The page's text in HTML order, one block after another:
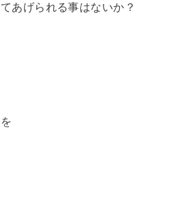
あげられる事はないか？